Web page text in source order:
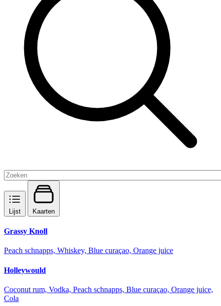
Lijst Kaarten
Grassy Knoll
Peach schnapps, Whiskey, Blue curaçao, Orange juice
Holleywould
Coconut rum, Vodka, Peach schnapps, Blue curaçao, Orange juice,
Cola